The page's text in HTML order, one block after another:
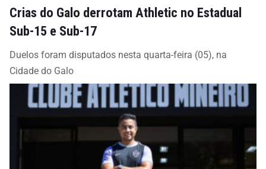
Crias do Galo derrotam Athletic no Estadual
Sub-15 e Sub-17
Duelos foram disputados nesta quarta-feira (05), na
Cidade do Galo